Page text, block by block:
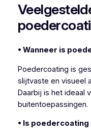
• Wanneer is
Poedercoating is
slijtvaste en visueel
Daarbij is het ideaal
buitentoepassingen.
• Is